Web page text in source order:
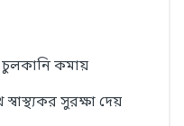
চুলকানি কমায়
সুরক্ষা দেয়